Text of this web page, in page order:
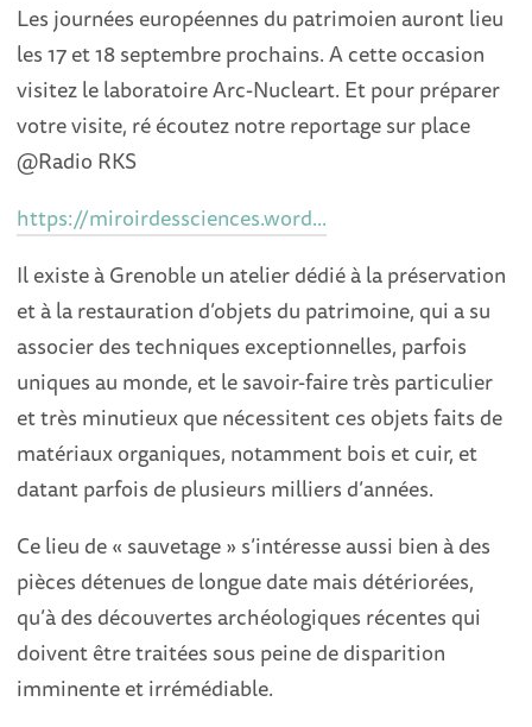
Les journées européennes du patrimoien auront lieu
les 17 et 18 septembre prochains. A cette occasion
visitez le laboratoire Arc-Nucleart. Et pour préparer
votre visite, ré écoutez notre reportage sur place
@Radio RKS
https://miroirdessciences.word...
Il existe à Grenoble un atelier dédié à la préservation
et à la restauration d’objets du patrimoine, qui a su
associer des techniques exceptionnelles, parfois
uniques au monde, et le savoir-faire très particulier
et très minutieux que nécessitent ces objets faits de
matériaux organiques, notamment bois et cuir, et
datant parfois de plusieurs milliers d’années.
Ce lieu de « sauvetage » s’intéresse aussi bien à des
pièces détenues de longue date mais détériorées,
qu’à des découvertes archéologiques récentes qui
doivent être traitées sous peine de disparition
imminente et irrémédiable.